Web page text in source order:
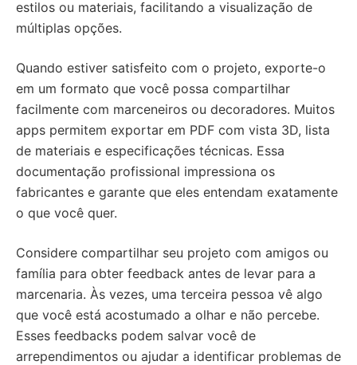
estilos ou materiais, facilitando a visualização de
múltiplas opções.
Quando estiver satisfeito com o projeto, exporte-o
em um formato que você possa compartilhar
facilmente com marceneiros ou decoradores. Muitos
apps permitem exportar em PDF com vista 3D, lista
de materiais e especificações técnicas. Essa
documentação profissional impressiona os
fabricantes e garante que eles entendam exatamente
o que você quer.
Considere compartilhar seu projeto com amigos ou
família para obter feedback antes de levar para a
marcenaria. Às vezes, uma terceira pessoa vê algo
que você está acostumado a olhar e não percebe.
Esses feedbacks podem salvar você de
arrependimentos ou ajudar a identificar problemas de